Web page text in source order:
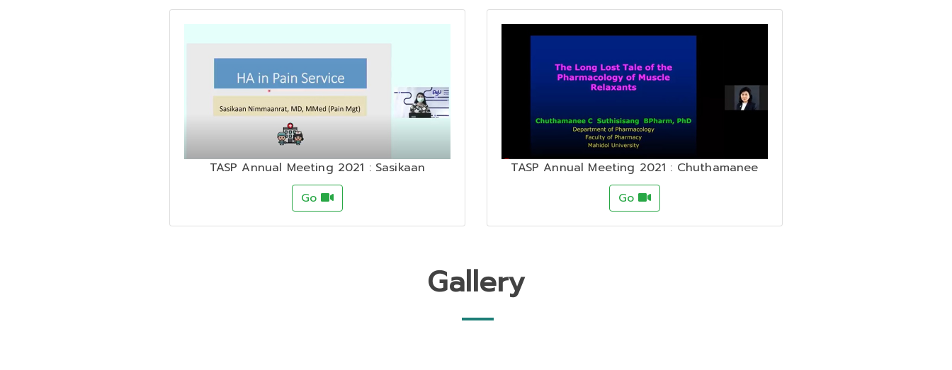
TASP Annual Meeting 2021 : Sasikaan
Go
TASP Annual Meeting 2021 : Chuthamanee
Go
Gallery